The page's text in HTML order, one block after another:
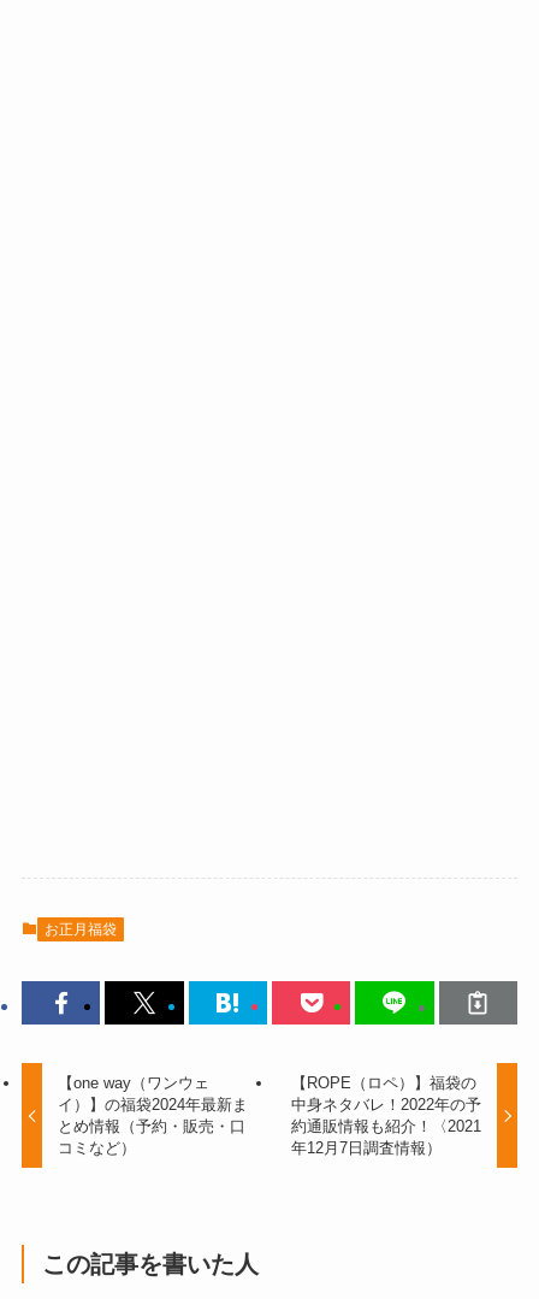
お正月福袋
【one way（ワンウェ
イ）】の福袋2024年最新ま
とめ情報（予約・販売・口
コミなど）
【ROPE（ロペ）】福袋の
中身ネタバレ！2022年の予
約通販情報も紹介！〈2021
年12月7日調査情報）
この記事を書いた人